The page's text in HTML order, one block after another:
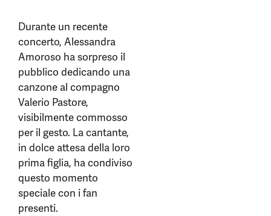
Durante un recente
concerto, Alessandra
Amoroso ha sorpreso il
pubblico dedicando una
canzone al compagno
Valerio Pastore,
visibilmente commosso
per il gesto. La cantante,
in dolce attesa della loro
prima figlia, ha condiviso
questo momento
speciale con i fan
presenti.